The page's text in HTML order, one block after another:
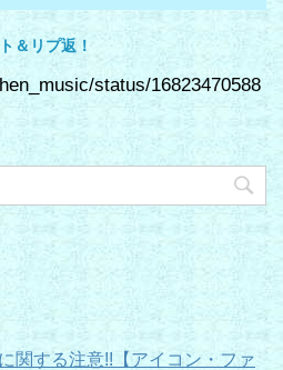
＆リプ返！
status/16823470588
関する注意!!【アイコン・ファ